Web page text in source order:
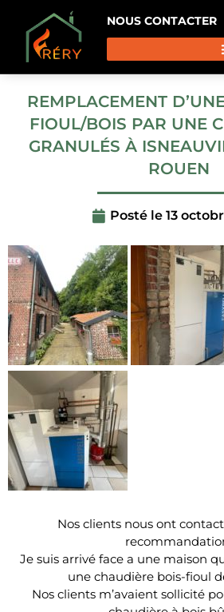
NOUS CONTACTER
REMPLACEMENT
FIOUL/BOIS PAR UNE
GRANULÉS À
ROUEN
Posté le 13
Nos clients nous ont
Je suis arrivé face a une maison
une chaudière bois-fioul
Nos clients m’avaient sollicité